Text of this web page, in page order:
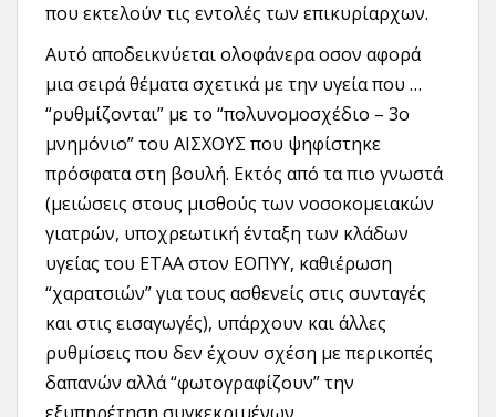
που εκτελούν τις εντολές των επικυρίαρχων.
Αυτό αποδεικνύεται ολοφάνερα οσον αφορά
μια σειρά θέματα σχετικά με την υγεία που …
“ρυθμίζονται” με το “πολυνομοσχέδιο – 3ο
μνημόνιο” του ΑΙΣΧΟΥΣ που ψηφίστηκε
πρόσφατα στη βουλή. Εκτός από τα πιο γνωστά
(μειώσεις στους μισθούς των νοσοκομειακών
γιατρών, υποχρεωτική ένταξη των κλάδων
υγείας του ΕΤΑΑ στον ΕΟΠΥΥ, καθιέρωση
“χαρατσιών” για τους ασθενείς στις συνταγές
και στις εισαγωγές), υπάρχουν και άλλες
ρυθμίσεις που δεν έχουν σχέση με περικοπές
δαπανών αλλά “φωτογραφίζουν” την